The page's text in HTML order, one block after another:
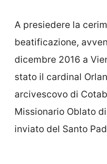
A presiedere la
beatificazione,
dicembre 2016 a
stato il cardinal
arcivescovo di
Missionario Oblato
inviato del Santo